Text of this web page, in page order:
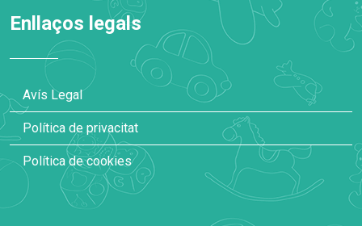
Enllaços legals
Avís Legal
Política de privacitat
Política de cookies